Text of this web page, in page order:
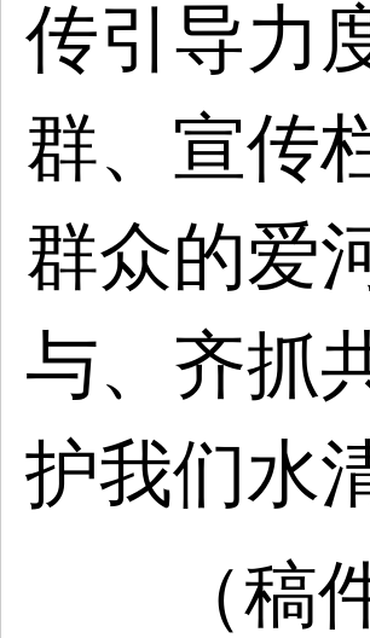
传引导力
群、宣传
群众的爱
与、齐抓
护我们水
（